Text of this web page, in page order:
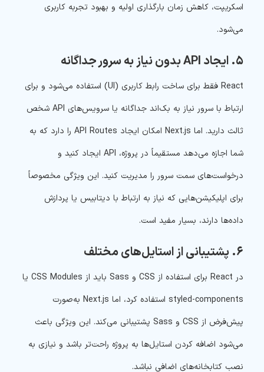
اسکریپت، کاهش زمان بارگذاری اولیه و بهبود تجربه کاربری
می‌شود.
۵. ایجاد API بدون نیاز به سرور جداگانه
React فقط برای ساخت رابط کاربری (UI) استفاده می‌شود و برای
ارتباط با سرور نیاز به بک‌اند جداگانه یا سرویس‌های API شخص
ثالث دارید. اما Next.js امکان ایجاد API Routes را دارد که به
شما اجازه می‌دهد مستقیماً در پروژه، API ایجاد کنید و
درخواست‌های سمت سرور را مدیریت کنید. این ویژگی مخصوصاً
برای اپلیکیشن‌هایی که نیاز به ارتباط با دیتابیس یا پردازش
داده‌ها دارند، بسیار مفید است.
۶. پشتیبانی از استایل‌های مختلف
در React برای استفاده از CSS و Sass باید از CSS Modules یا
styled-components استفاده کرد، اما Next.js به‌صورت
پیش‌فرض از CSS و Sass پشتیبانی می‌کند. این ویژگی باعث
می‌شود اضافه کردن استایل‌ها به پروژه راحت‌تر باشد و نیازی به
نصب کتابخانه‌های اضافی نباشد.